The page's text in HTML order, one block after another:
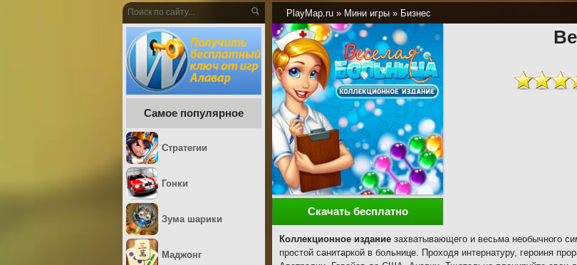
PlayMap.ru » Мини игры » Бизнес
Скачать бесплатно
Коллекционное издание захватывающего и весьма необычного
простой санитаркой в больнице. Проходя интернатуру, героиня
Самое популярное
Стратегии
Гонки
Зума шарики
Маджонг